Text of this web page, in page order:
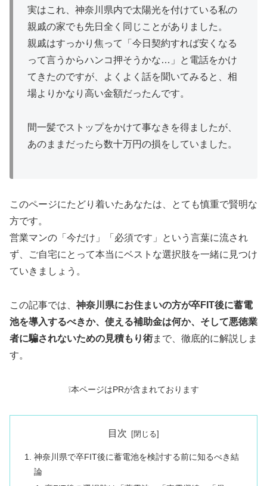
実はこれ、神奈川県内で太陽光を付けている私の
親戚の家でも先日全く同じことがありました。
親戚はすっかり焦って「今日契約すれば安くなる
って言うからハンコ押そうかな…」と電話をかけ
てきたのですが、よくよく話を聞いてみると、相
場よりかなり高い金額だったんです。
間一髪でストップをかけて事なきを得ましたが、
あのままだったら数十万円の損をしていました。
このページにたどり着いたあなたは、とても慎重で賢明な
方です。
営業マンの「今だけ」「必須です」という言葉に流され
ず、ご自宅にとって本当にベストな選択肢を一緒に見つけ
ていきましょう。
この記事では、 神奈川県にお住まいの方が卒FIT後に蓄電
池を導入するべきか、使える補助金は何か、そして悪徳業
者に騙されないための見積もり術まで、徹底的に解説しま
す。
❕本ページはPRが含まれております
目次
神奈川県で卒FIT後に蓄電池を検討する前に知るべき結
論